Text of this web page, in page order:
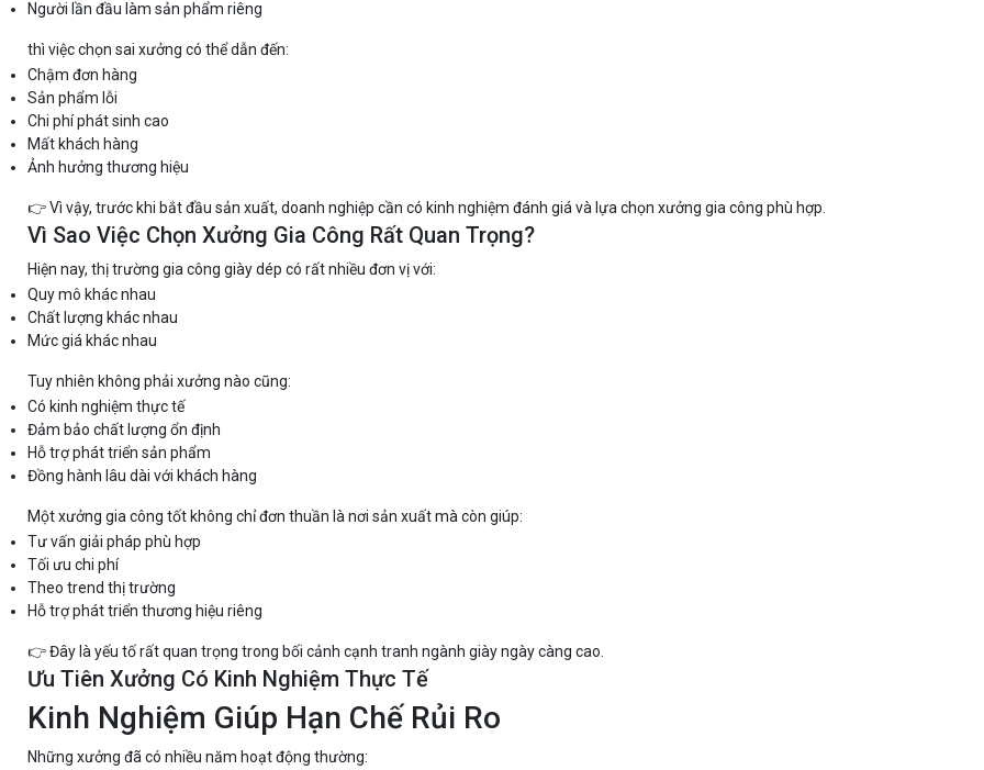
Người lần đầu làm sản phẩm riêng
thì việc chọn sai xưởng có thể dẫn đến:
Chậm đơn hàng
Sản phẩm lỗi
Chi phí phát sinh cao
Mất khách hàng
Ảnh hưởng thương hiệu
👉 Vì vậy, trước khi bắt đầu sản xuất, doanh nghiệp cần có kinh nghiệm đánh giá và lựa chọn xưởng gia công phù hợp.
Vì Sao Việc Chọn Xưởng Gia Công Rất Quan Trọng?
Hiện nay, thị trường gia công giày dép có rất nhiều đơn vị với:
Quy mô khác nhau
Chất lượng khác nhau
Mức giá khác nhau
Tuy nhiên không phải xưởng nào cũng:
Có kinh nghiệm thực tế
Đảm bảo chất lượng ổn định
Hỗ trợ phát triển sản phẩm
Đồng hành lâu dài với khách hàng
Một xưởng gia công tốt không chỉ đơn thuần là nơi sản xuất mà còn giúp:
Tư vấn giải pháp phù hợp
Tối ưu chi phí
Theo trend thị trường
Hỗ trợ phát triển thương hiệu riêng
👉 Đây là yếu tố rất quan trọng trong bối cảnh cạnh tranh ngành giày ngày càng cao.
Ưu Tiên Xưởng Có Kinh Nghiệm Thực Tế
Kinh Nghiệm Giúp Hạn Chế Rủi Ro
Những xưởng đã có nhiều năm hoạt động thường: